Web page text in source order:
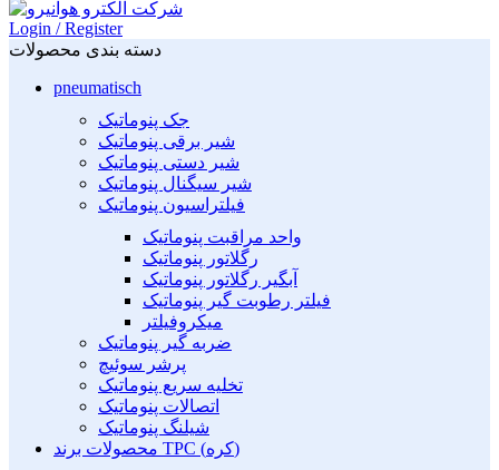
Login / Register
دسته بندی محصولات
pneumatisch
جک پنوماتیک
شیر برقی پنوماتیک
شیر دستی پنوماتیک
شیر سیگنال پنوماتیک
فیلتراسیون پنوماتیک
واحد مراقبت پنوماتیک
رگلاتور پنوماتیک
آبگیر رگلاتور پنوماتیک
فیلتر رطوبت گیر پنوماتیک
میکروفیلتر
ضربه گیر پنوماتیک
پرشر سوئیچ
تخلیه سریع پنوماتیک
اتصالات پنوماتیک
شیلنگ پنوماتیک
محصولات برند TPC (کره)